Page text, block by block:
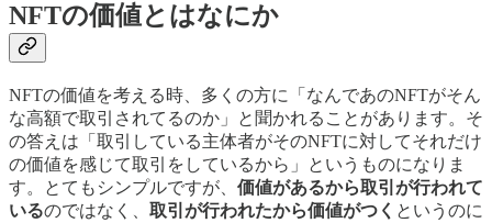
NFTの価値とはなにか
NFTの価値を考える時、多くの方に「なんであのNFTがそん
な高額で取引されてるのか」と聞かれることがあります。そ
の答えは「取引している主体者がそのNFTに対してそれだけ
の価値を感じて取引をしているから」というものになりま
す。とてもシンプルですが、 価値があるから取引が行われて
いるのではなく、 取引が行われたから価値がつく というのに